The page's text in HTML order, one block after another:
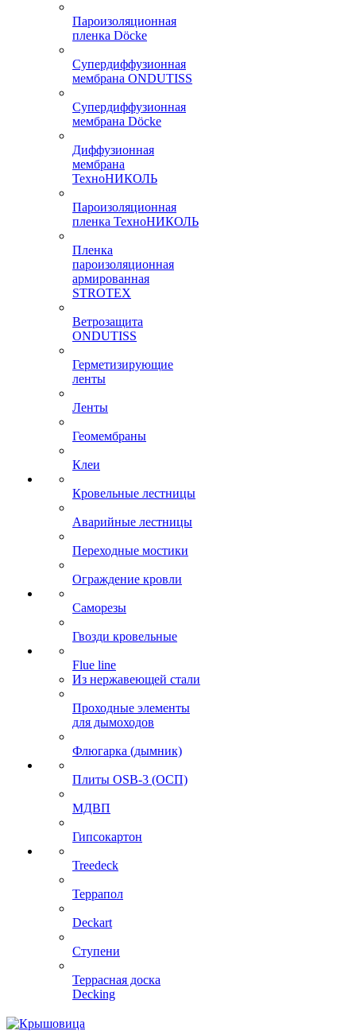
Пароизоляционная
пленка Döcke
Супердиффузионная
мембрана ONDUTISS
Супердиффузионная
мембрана Döcke
Диффузионная
мембрана
ТехноНИКОЛЬ
Пароизоляционная
пленка ТехноНИКОЛЬ
Пленка
пароизоляционная
армированная
STROTEX
Ветрозащита
ONDUTISS
Герметизирующие
ленты
Ленты
Геомембраны
Клеи
Кровельные лестницы
Аварийные лестницы
Переходные мостики
Ограждение кровли
Саморезы
Гвозди кровельные
Flue line
Из нержавеющей стали
Проходные элементы
для дымоходов
Флюгарка (дымник)
Плиты OSB-3 (ОСП)
МДВП
Гипсокартон
Treedeck
Террапол
Deckart
Ступени
Террасная доска
Decking